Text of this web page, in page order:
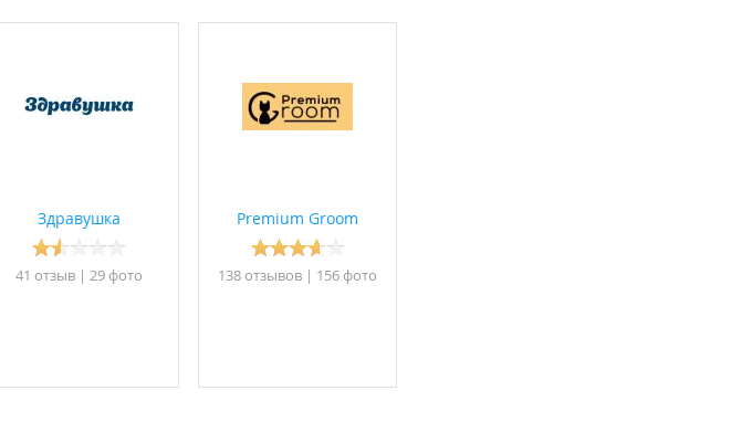
Здравушка
41 отзыв | 29 фото
Premium Groom
138 отзывов | 156 фото